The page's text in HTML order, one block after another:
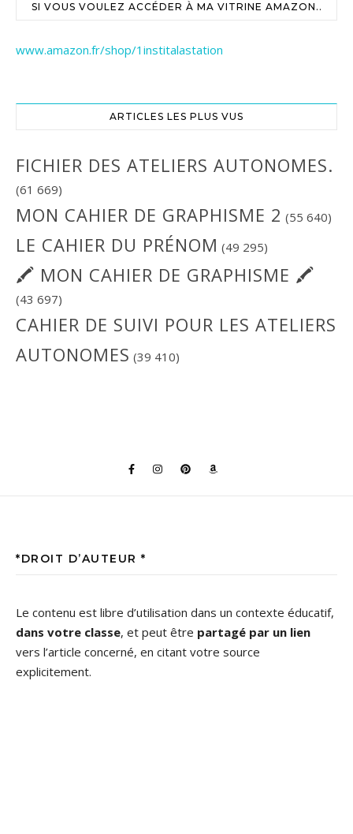
SI VOUS VOULEZ ACCÉDER À MA VITRINE AMAZON..
www.amazon.fr/shop/1institalastation
ARTICLES LES PLUS VUS
FICHIER DES ATELIERS AUTONOMES.
(61 669)
MON CAHIER DE GRAPHISME 2 (55 640)
LE CAHIER DU PRÉNOM (49 295)
🖍 MON CAHIER DE GRAPHISME 🖍
(43 697)
CAHIER DE SUIVI POUR LES ATELIERS
AUTONOMES (39 410)
*DROIT D’AUTEUR *
Le contenu est libre d’utilisation dans un contexte éducatif,
dans votre classe, et peut être partagé par un lien
vers l’article concerné, en citant votre source
explicitement.